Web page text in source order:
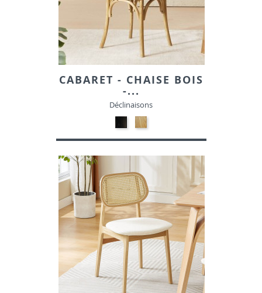
CABARET - CHAISE BOIS
-...
Déclinaisons
Bois
noir
Bois
naturel